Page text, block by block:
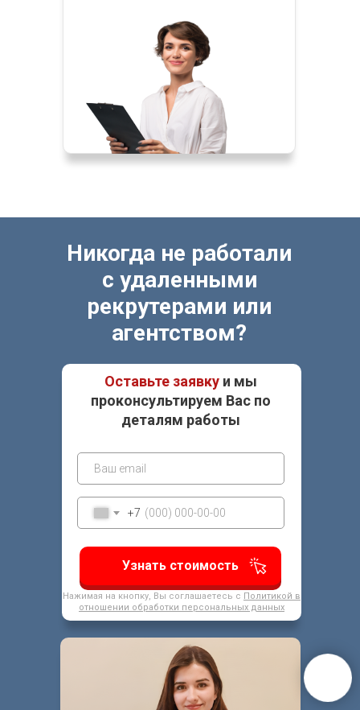
Никогда не работали
с удаленными
рекрутерами или
агентством?
+7
Узнать стоимость
Оставьте заявку и мы
проконсультируем Вас по
деталям работы
Нажимая на кнопку, Вы соглашаетесь с Политикой в
отношении обработки персональных данных